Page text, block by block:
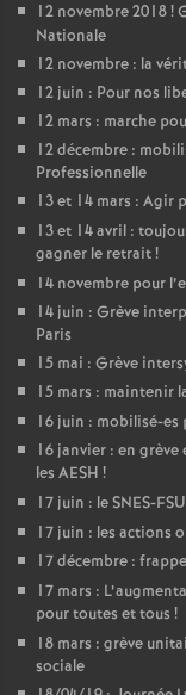
12 novembre 2018!
Nationale
12 novembre : la
12 juin : Pour nos
12 mars : marche
12 décembre :
Professionnelle
13 et 14 mars : Agir
13 et 14 avril :
gagner le retrait!
14 novembre pour
14 juin : Grève
Paris
15 mai : Grève
15 mars : maintenir
16 juin : mobilisé-es
16 janvier : en
les AESH !
17 juin : le SNES-
17 juin : les actions
17 décembre :
17 mars :
pour toutes et tous !
18 mars : grève
sociale